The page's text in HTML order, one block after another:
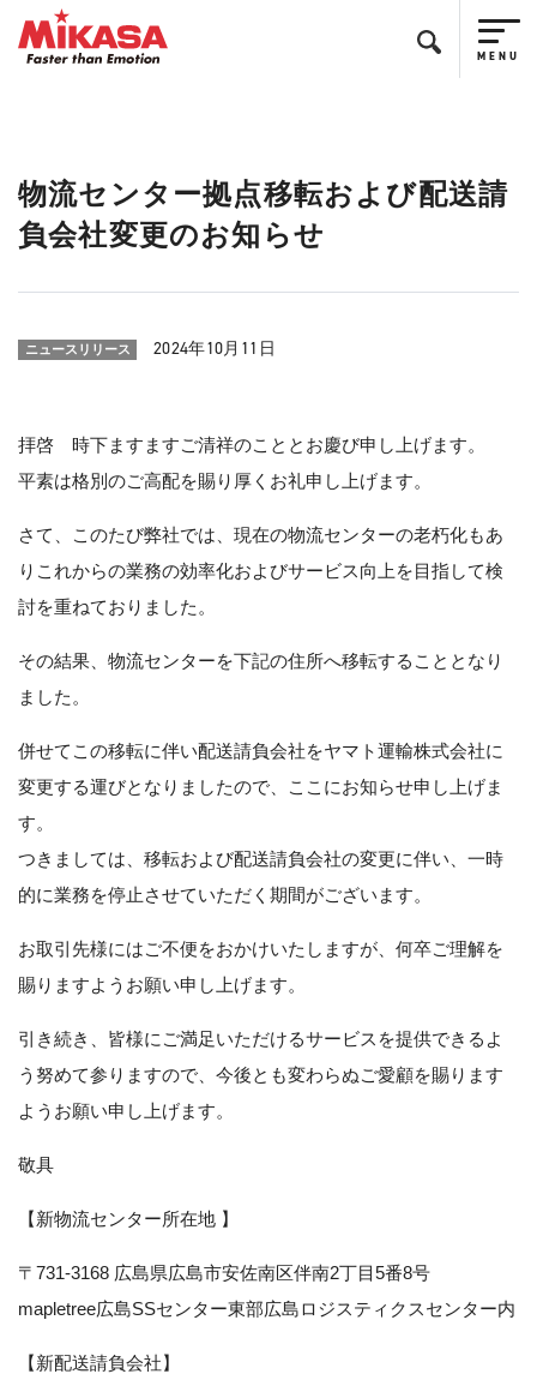
物流センター拠点移転および配送請
負会社変更のお知らせ
ニュースリリース 2024年10月11日
拝啓 時下ますますご清祥のこととお慶び申し上げます。
平素は格別のご高配を賜り厚くお礼申し上げます。
さて、このたび弊社では、現在の物流センターの老朽化もあ
りこれからの業務の効率化およびサービス向上を目指して検
討を重ねておりました。
その結果、物流センターを下記の住所へ移転することとなり
ました。
併せてこの移転に伴い配送請負会社をヤマト運輸株式会社に
変更する運びとなりましたので、ここにお知らせ申し上げま
す。
つきましては、移転および配送請負会社の変更に伴い、一時
的に業務を停止させていただく期間がございます。
お取引先様にはご不便をおかけいたしますが、何卒ご理解を
賜りますようお願い申し上げます。
引き続き、皆様にご満足いただけるサービスを提供できるよ
う努めて参りますので、今後とも変わらぬご愛顧を賜ります
ようお願い申し上げます。
敬具
【新物流センター所在地 】
〒731-3168 広島県広島市安佐南区伴南2丁目5番8号
mapletree広島SSセンター東部広島ロジスティクスセンター内
【新配送請負会社】